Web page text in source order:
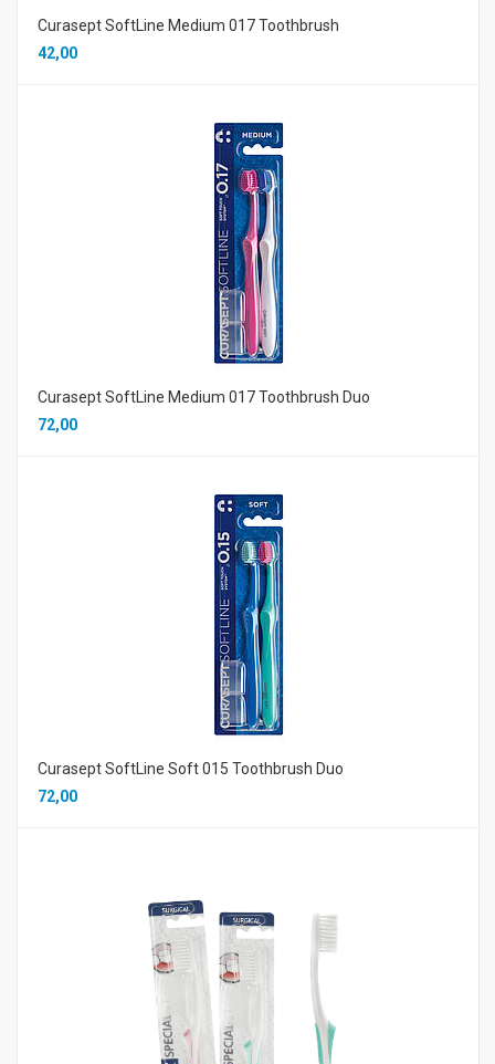
Curasept SoftLine Medium 017 Toothbrush
42,00
Curasept SoftLine Medium 017 Toothbrush Duo
72,00
Curasept SoftLine Soft 015 Toothbrush Duo
72,00